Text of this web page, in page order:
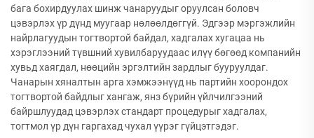
бага бохирдуулах шинж чанаруудыг оруулсан боловч
цэвэрлэх үр дүнд муугаар нөлөөлдөггүй. Эдгээр мэргэжлийн
найрлагуудын тогтвортой байдал, хадгалах хугацаа нь
хэрэглээний түвшний хувилбаруудаас илүү бөгөөд компанийн
хувьд хаягдал, нөөцийн эргэлтийн зардлыг бууруулдаг.
Чанарын хяналтын арга хэмжээнүүд нь партийн хоорондох
тогтвортой байдлыг хангаж, янз бүрийн үйлчилгээний
байршлуудад цэвэрлэх стандарт процедурыг хадгалах,
тогтмол үр дүн гаргахад чухал үүрэг гүйцэтгэдэг.